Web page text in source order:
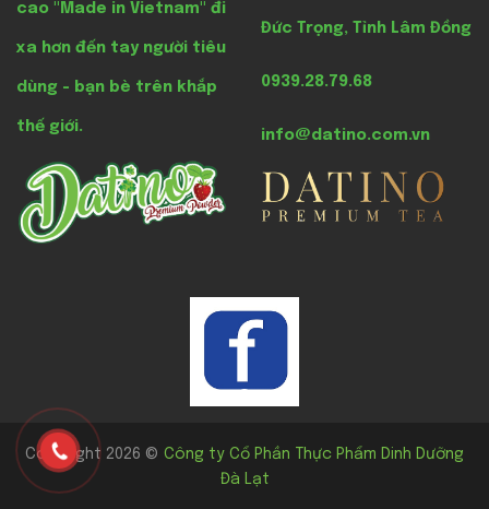
cao "Made in Vietnam" đi
xa hơn đến tay người tiêu
dùng - bạn bè trên khắp
thế giới.
Đức Trọng, Tỉnh Lâm Đồng
0939.28.79.68
info@datino.com.vn
Copyright 2026 © Công ty Cổ Phần Thực Phẩm Dinh Dưỡng
Đà Lạt